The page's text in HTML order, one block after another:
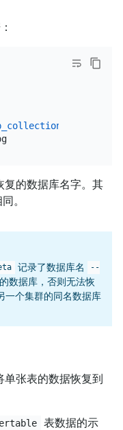
    --log-file restore_db.log
复的数据库名字。其
。
记录了数据库名
--
数据库，否则无法恢
一个集群的同名数据库
单张表的数据恢复到
表数据的示